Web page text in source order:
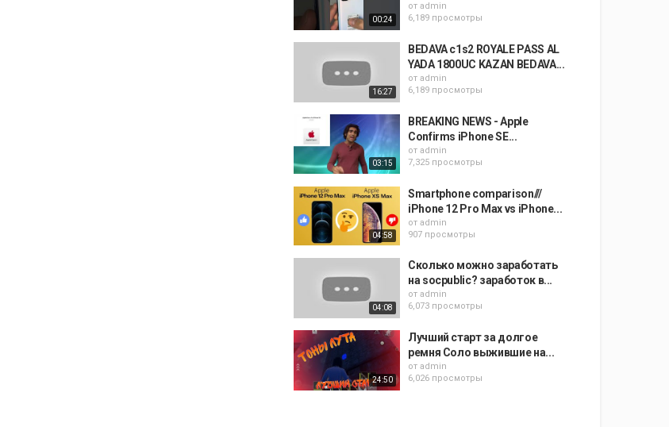
00:24
от admin
6,189 просмотры
16:27
BEDAVA c1s2 ROYALE PASS AL
YADA 1800UC KAZAN BEDAVA...
от admin
6,189 просмотры
03:15
BREAKING NEWS - Apple
Confirms iPhone SE...
от admin
7,325 просмотры
04:58
Smartphone comparison///
iPhone 12 Pro Max vs iPhone...
от admin
907 просмотры
04:08
Сколько можно заработать
на socpublic? заработок в...
от admin
6,073 просмотры
24:50
Лучший старт за долгое
ремня Соло выжившие на...
от admin
6,026 просмотры